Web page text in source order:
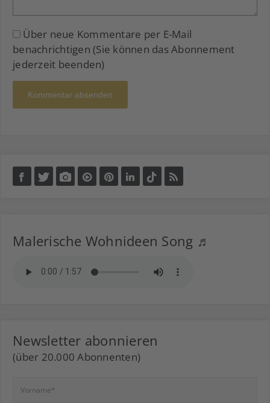
Über neue Kommentare per E-Mail
benachrichtigen (Sie können das Abonnement
jederzeit beenden)
Kommentar absenden
Malerische Wohnideen Song ♬
Newsletter abonnieren
(über 20.000 Abonnenten)